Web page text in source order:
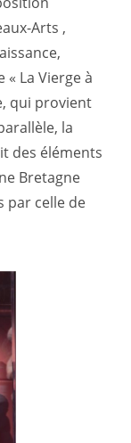
Arts ,
La Vierge à
qui provient
la
des éléments
Bretagne
par celle de